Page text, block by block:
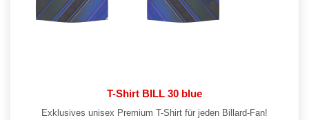
T-Shirt BILL 30 blue
Exklusives unisex Premium T-Shirt für jeden Billard-Fan!